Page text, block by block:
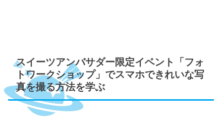
スイーツアンバサダー限定イベント「フォ
トワークショップ」でスマホできれいな写
真を撮る方法を学ぶ